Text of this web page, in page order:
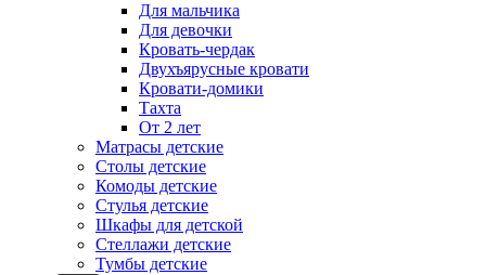
Для мальчика
Для девочки
Кровать-чердак
Двухъярусные кровати
Кровати-домики
Тахта
От 2 лет
Матрасы детские
Столы детские
Комоды детские
Стулья детские
Шкафы для детской
Стеллажи детские
Тумбы детские